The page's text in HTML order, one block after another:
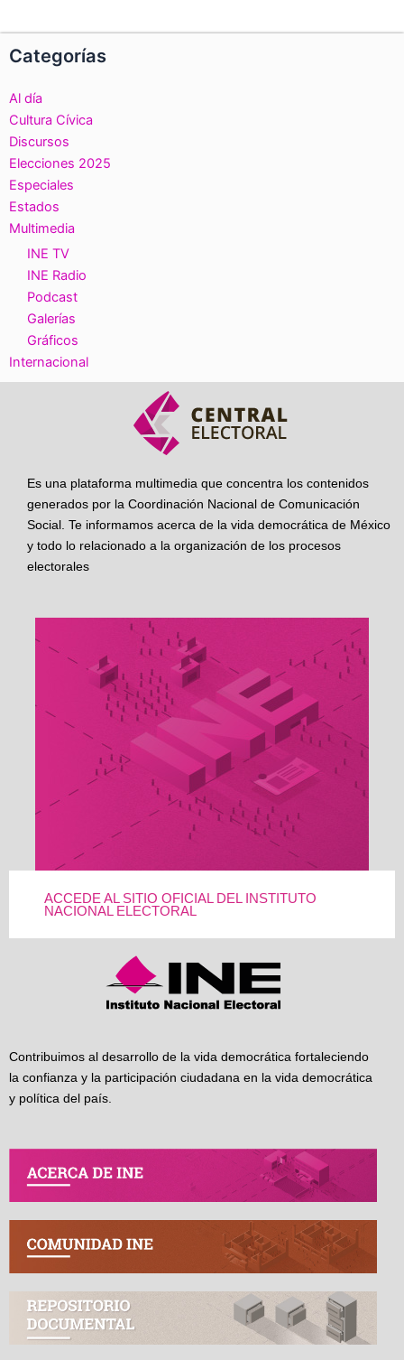
Categorías
Al día
Cultura Cívica
Discursos
Elecciones 2025
Especiales
Estados
Multimedia
INE TV
INE Radio
Podcast
Galerías
Gráficos
Internacional
Es una plataforma multimedia que concentra los contenidos
generados por la Coordinación Nacional de Comunicación
Social. Te informamos acerca de la vida democrática de México
y todo lo relacionado a la organización de los procesos
electorales
ACCEDE AL SITIO OFICIAL DEL INSTITUTO
NACIONAL ELECTORAL
Contribuimos al desarrollo de la vida democrática fortaleciendo
la confianza y la participación ciudadana en la vida democrática
y política del país.